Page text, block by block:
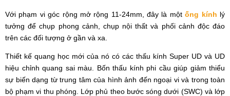
Với phạm vi góc rộng mở rộng 11-24mm, đây là mộtống kính lý
tưởng để chụp phong cảnh, chụp nội thất và phối cảnh độc đáo
trên các đối tượng ở gần và xa.
Thiết kế quang học mới của nó có các thấu kính Super UD và UD
hiệu chỉnh quang sai màu. Bốn thấu kính phi cầu giúp giảm thiểu
sự biến dạng từ trung tâm của hình ảnh đến ngoại vi và trong toàn
bộ phạm vi thu phóng. Lớp phủ theo bước sóng dưới (SWC) và lớp